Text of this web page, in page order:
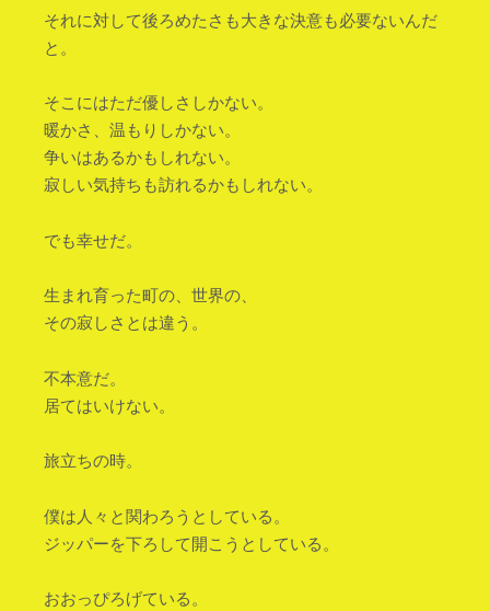
それに対して後ろめたさも大きな決意も必要ないんだ
と。
そこにはただ優しさしかない。
暖かさ、温もりしかない。
争いはあるかもしれない。
寂しい気持ちも訪れるかもしれない。
でも幸せだ。
生まれ育った町の、世界の、
その寂しさとは違う。
不本意だ。
居てはいけない。
旅立ちの時。
僕は人々と関わろうとしている。
ジッパーを下ろして開こうとしている。
おおっぴろげている。